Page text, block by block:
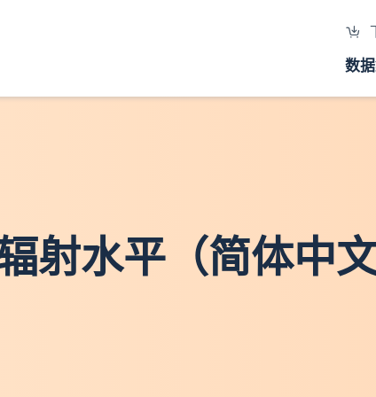
数
射水平（简体中文